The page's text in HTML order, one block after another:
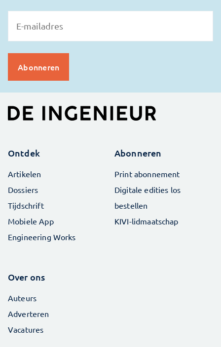
Ontdek
Artikelen
Dossiers
Tijdschrift
Mobiele App
Engineering Works
Abonneren
Print abonnement
Digitale edities los
bestellen
KIVI-lidmaatschap
Over ons
Auteurs
Adverteren
Vacatures